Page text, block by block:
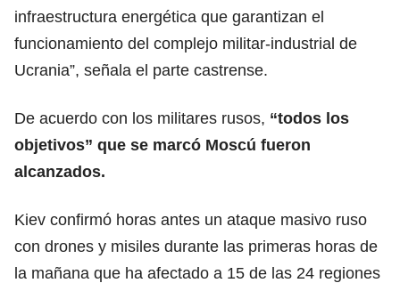
infraestructura energética que garantizan el
funcionamiento del complejo militar-industrial de
Ucrania”, señala el parte castrense.
De acuerdo con los militares rusos, “todos los
objetivos” que se marcó Moscú fueron
alcanzados.
Kiev confirmó horas antes un ataque masivo ruso
con drones y misiles durante las primeras horas de
la mañana que ha afectado a 15 de las 24 regiones